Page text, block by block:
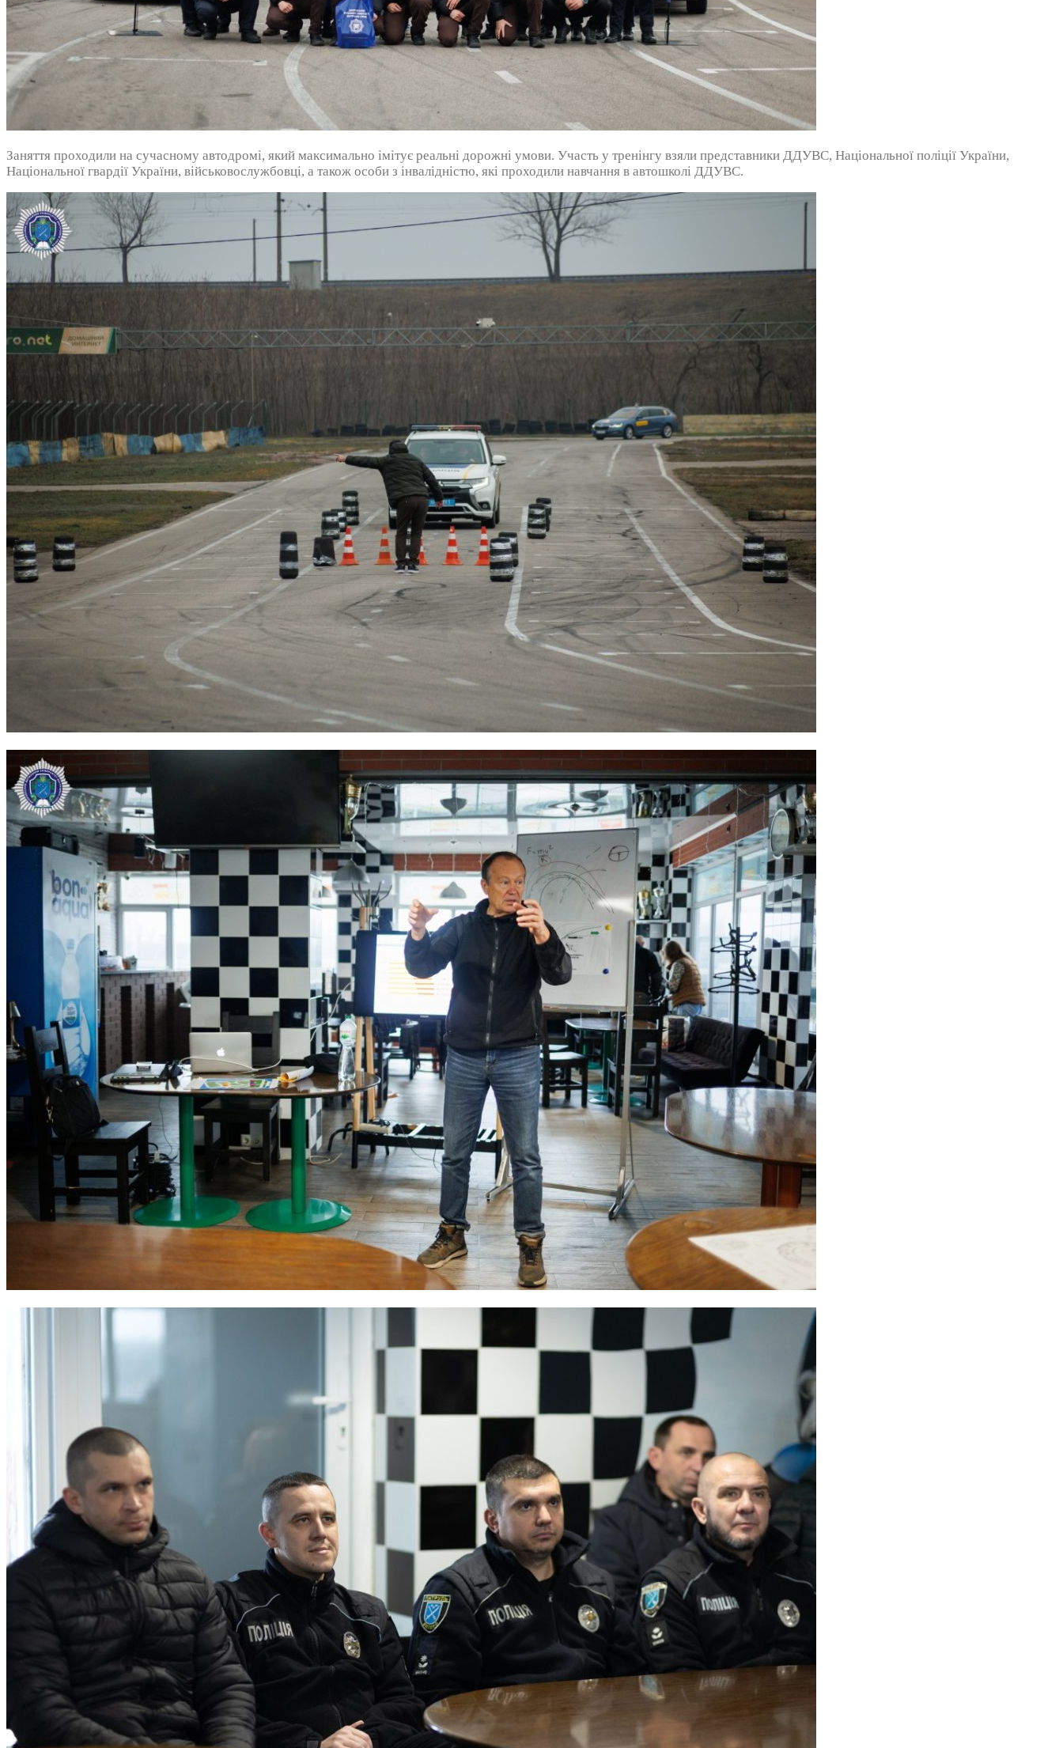
Заняття проходили на сучасному автодромі, який максимально імітує реальні дорожні умови. Участь у тренінгу взяли представники ДДУВС, Національної поліції України,
Національної гвардії України, військовослужбовці, а також особи з інвалідністю, які проходили навчання в автошколі ДДУВС.